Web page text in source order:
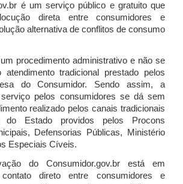
é um serviço público e gratuito que
direta entre consumidores e
alternativa de conflitos de consumo
procedimento administrativo e não se
tradicional prestado pelos
do Consumidor. Sendo assim, a
pelos consumidores se dá sem
realizado pelos canais tradicionais
do Estado providos pelos Procons
Defensorias Públicas, Ministério
Especiais Cíveis.
do Consumidor.gov.br está em
direto entre consumidores e